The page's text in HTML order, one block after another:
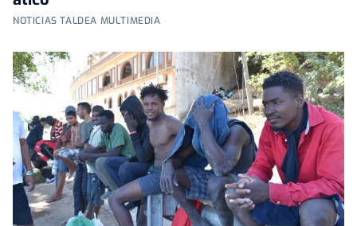
NOTICIAS TALDEA MULTIMEDIA